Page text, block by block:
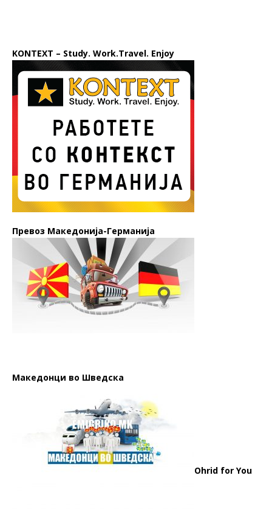
KONTEXT – Study. Work.Travel. Enjoy
Превоз Македонија-Германија
Македонци во Шведска
Ohrid for You